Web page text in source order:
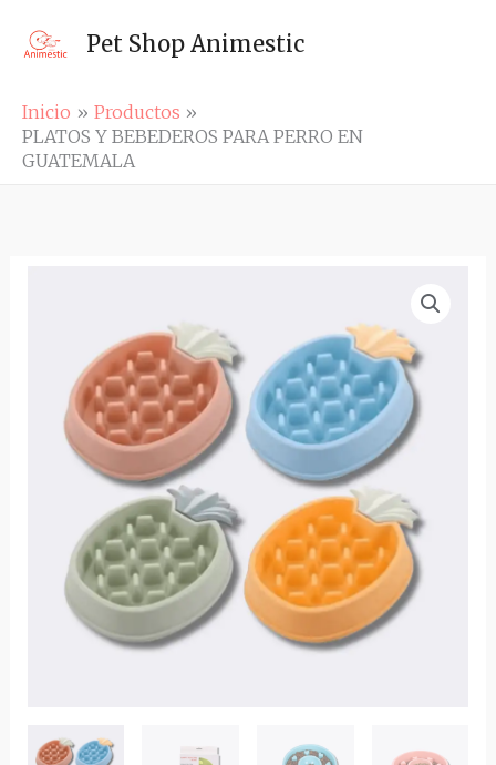
Pet Shop Animestic
Inicio
Productos
PLATOS Y BEBEDEROS PARA PERRO EN
GUATEMALA
BEBEDEROS
PERRO
GUATEMALA
cantidad